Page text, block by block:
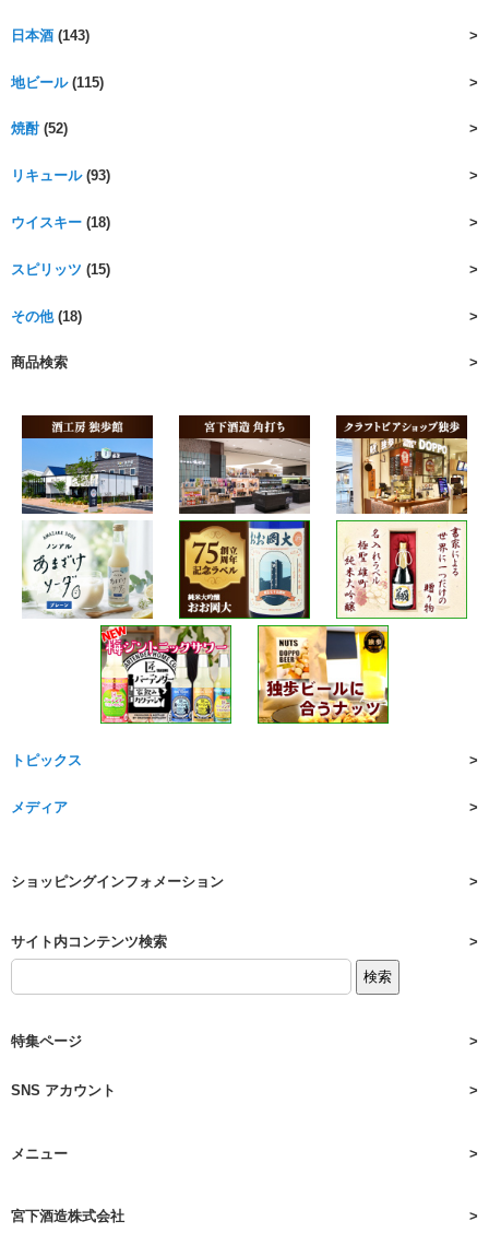
日本酒 (143)
地ビール(115)
焼酎(52)
リキュール(93)
ウイスキー (18)
スピリッツ (15)
その他(18)
商品検索
トピックス
メディア
ショッピングインフォメーション
サイト内コンテンツ検索
特集ページ
SNS アカウント
メニュー
宮下酒造株式会社